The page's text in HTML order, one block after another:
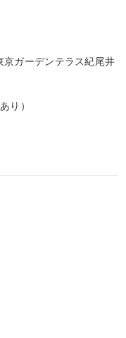
ガーデンテラス紀尾井
り）